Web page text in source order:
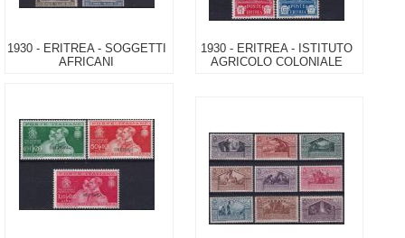
1930 - ERITREA - SOGGETTI
AFRICANI
1930 - ERITREA - ISTITUTO
AGRICOLO COLONIALE